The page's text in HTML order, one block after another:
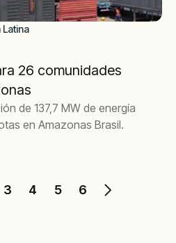
26 comunidades
de 137,7 MW de energía
en Amazonas Brasil.
3 4 5 6